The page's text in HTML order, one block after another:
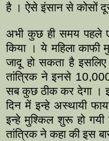
है । ऐसे इंसान से कोसों
अभी कुछ ही समय पहले
किया । ये महिला काफी
जादू हो सकता है
तांत्रिक ने इनसे 10,000
सब कुछ ठीक कर देगा ।
दिन में इन्हे अस्थायी
इन्हे मुश्किल शुरू हो गयी
तांत्रिक ने कहा की इस